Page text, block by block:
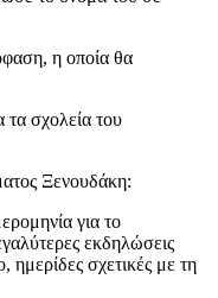
η οποία θα
σχολεία του
Ξενουδάκη:
για το
εκδηλώσεις
σχετικές με τη